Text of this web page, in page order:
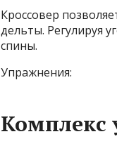
Кроссовер
дельты. Регулируя
спины.
Упражнения: